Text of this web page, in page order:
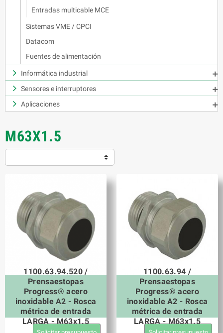
Entradas multicable MCE
Sistemas VME / CPCI
Datacom
Fuentes de alimentación
Informática industrial

Sensores e interruptores

Aplicaciones

M63X1.5
1100.63.94.520 /
Prensaestopas
Progress® acero
inoxidable A2 - Rosca
métrica de entrada
LARGA - M63x1.5
1100.63.94 /
Prensaestopas
Progress® acero
inoxidable A2 - Rosca
métrica de entrada
LARGA - M63x1.5